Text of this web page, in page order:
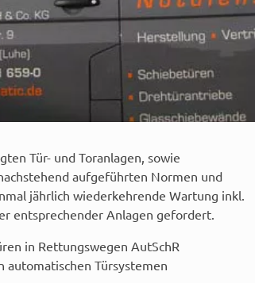
Tür- und Toranlagen, sowie
aufgeführten Normen und
jährlich wiederkehrende Wartung inkl.
entsprechender Anlagen gefordert.
in Rettungswegen AutSchR
automatischen Türsystemen